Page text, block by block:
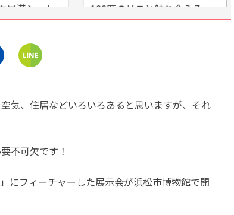
屋港シート
100匹のリスと触れ合える
「ぎふ金華山リス村」をご紹
気、住居などいろいろあると思いますが、それ
不可欠です！
にフィーチャーした展示会が浜松市博物館で開
宝焼アートヴィレ
抹茶ミュージアム 西条園